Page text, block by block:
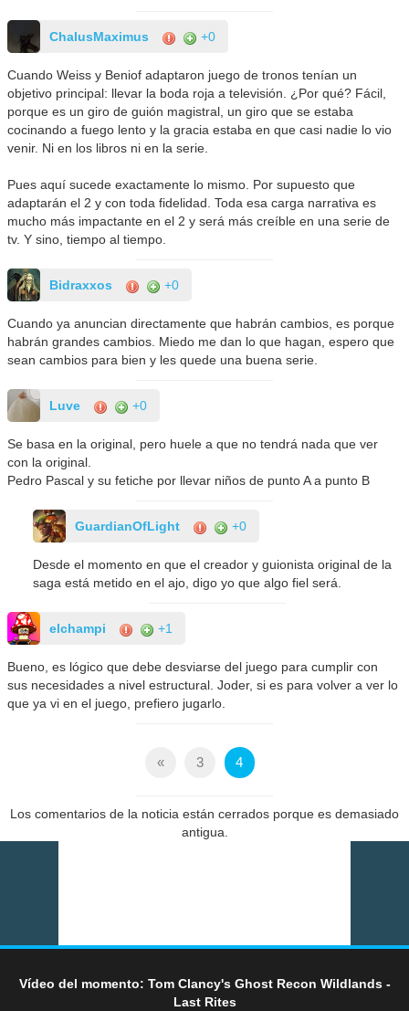
ChalusMaximus +0
Cuando Weiss y Beniof adaptaron juego de tronos tenían un
objetivo principal: llevar la boda roja a televisión. ¿Por qué? Fácil,
porque es un giro de guión magistral, un giro que se estaba
cocinando a fuego lento y la gracia estaba en que casi nadie lo vio
venir. Ni en los libros ni en la serie.
Pues aquí sucede exactamente lo mismo. Por supuesto que
adaptarán el 2 y con toda fidelidad. Toda esa carga narrativa es
mucho más impactante en el 2 y será más creíble en una serie de
tv. Y sino, tiempo al tiempo.
Bidraxxos +0
Cuando ya anuncian directamente que habrán cambios, es porque
habrán grandes cambios. Miedo me dan lo que hagan, espero que
sean cambios para bien y les quede una buena serie.
Luve +0
Se basa en la original, pero huele a que no tendrá nada que ver
con la original.
Pedro Pascal y su fetiche por llevar niños de punto A a punto B
GuardianOfLight +0
Desde el momento en que el creador y guionista original de la
saga está metido en el ajo, digo yo que algo fiel será.
elchampi +1
Bueno, es lógico que debe desviarse del juego para cumplir con
sus necesidades a nivel estructural. Joder, si es para volver a ver lo
que ya vi en el juego, prefiero jugarlo.
« 3 4
Los comentarios de la noticia están cerrados porque es demasiado
antigua.
Vídeo del momento: Tom Clancy's Ghost Recon Wildlands -
Last Rites